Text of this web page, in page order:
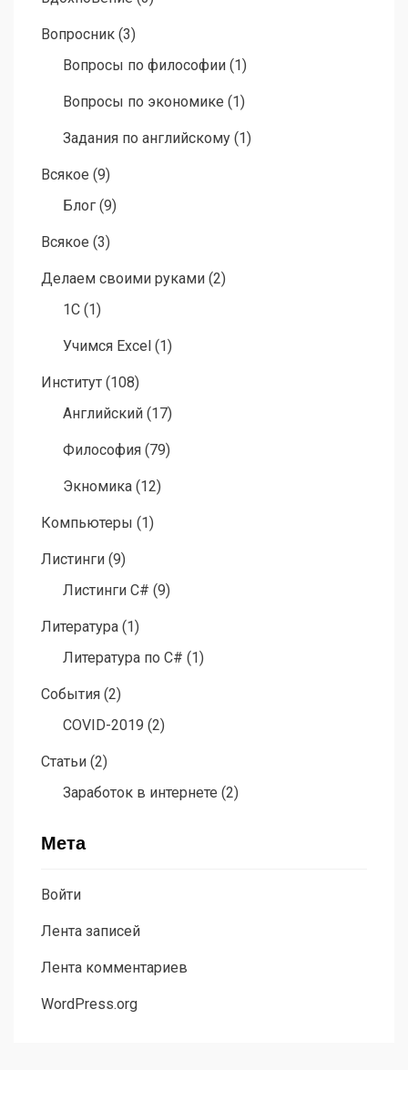
Вопросник (3)
Вопросы по философии (1)
Вопросы по экономике (1)
Задания по английскому (1)
Всякое (9)
Блог (9)
Всякое (3)
Делаем своими руками (2)
1C (1)
Учимся Excel (1)
Институт (108)
Английский (17)
Философия (79)
Экномика (12)
Компьютеры (1)
Листинги (9)
Листинги C# (9)
Литература (1)
Литература по C# (1)
События (2)
COVID-2019 (2)
Статьи (2)
Заработок в интернете (2)
Мета
Войти
Лента записей
Лента комментариев
WordPress.org